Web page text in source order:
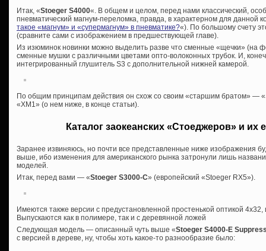
Итак, «Stoeger S4000«. В общем и целом, перед нами классический,
пневматический магнум-переломка, правда, в характерном для данной
такое «магнум» и «супермагнум» в пневматике?«). По большому счету
(сравните сами с изображением в предшествующей главе).
Из изюминок новинки можно выделить разве что сменные «щечки» (на
сменные мушки с различными цветами опто-волоконных трубок. И,
интегрированный глушитель S3 с дополнительной нижней камерой.
По общим принципам действия он схож со своим «старшим братом» —
«XM1» (о нем ниже, в конце статьи).
Каталог заокеанских «Стоеджеров» и их
Заранее извиняюсь, но почти все представленные ниже изображения
выше, ибо изменения для американского рынка затронули лишь
моделей.
Итак, перед вами — «Stoeger S3000-C» (европейский «Stoeger RX5»).
Имеются также версии с предустановленной простенькой оптикой
Выпускаются как в полимере, так и с деревянной ложей
Следующая модель — описанный чуть выше «Stoeger S4000-E
с версией в дереве, ну, чтобы хоть какое-то разнообразие было: